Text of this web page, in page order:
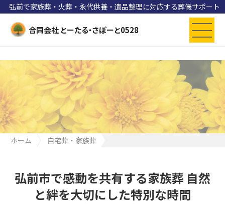
弘前で家族葬・火葬・永代供養・遺品整理に対応する葬儀サポート
合同会社 とーたる・さぽーと0528
ホーム
自宅葬・家族葬
弘前市で感動を共有する家族葬 自然
と絆を大切にした特別な時間